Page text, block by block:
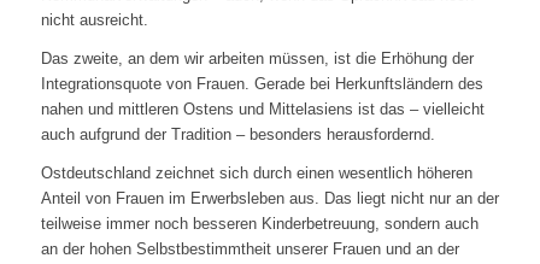
nicht ausreicht.
Das zweite, an dem wir arbeiten müssen, ist die Erhöhung der
Integrationsquote von Frauen. Gerade bei Herkunftsländern des
nahen und mittleren Ostens und Mittelasiens ist das – vielleicht
auch aufgrund der Tradition – besonders herausfordernd.
Ostdeutschland zeichnet sich durch einen wesentlich höheren
Anteil von Frauen im Erwerbsleben aus. Das liegt nicht nur an der
teilweise immer noch besseren Kinderbetreuung, sondern auch
an der hohen Selbstbestimmtheit unserer Frauen und an der